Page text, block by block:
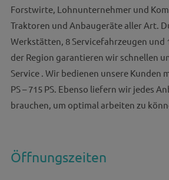
Forstwirte, Lohnunternehmer und
Traktoren und Anbaugeräte aller Art.
Werkstätten, 8 Servicefahrzeugen und
der Region garantieren wir schnellen
Service . Wir bedienen unsere Kunden
PS – 715 PS. Ebenso liefern wir jedes
brauchen, um optimal arbeiten zu
Öffnungszeiten